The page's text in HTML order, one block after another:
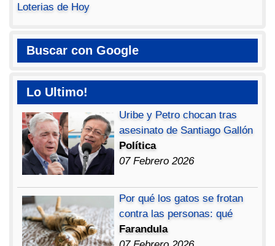
Loterias de Hoy
Buscar con Google
Lo Ultimo!
Uribe y Petro chocan tras
asesinato de Santiago Gallón
Política
07 Febrero 2026
Por qué los gatos se frotan
contra las personas: qué
Farandula